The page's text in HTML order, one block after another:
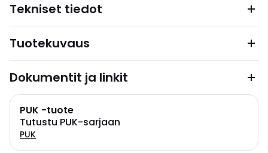
Tekniset tiedot
Tuotekuvaus
Dokumentit ja linkit
PUK -tuote
Tutustu PUK-sarjaan
PUK